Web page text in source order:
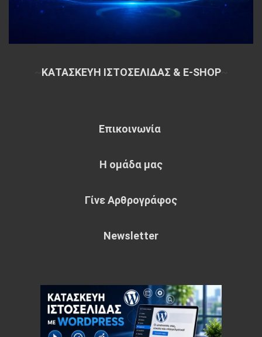
ΚΑΤΑΣΚΕΥΗ ΙΣΤΟΣΕΛΙΔΑΣ & E-SHOP~
Επικοινωνία
Η ομάδα μας
Γίνε Αρθρογράφος
Newsletter